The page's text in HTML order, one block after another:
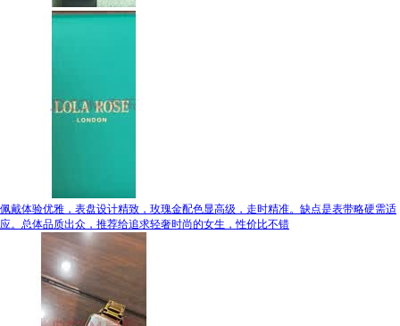
佩戴体验优雅，表盘设计精致，玫瑰金配色显高级，走时精准。缺点是表带略硬需适
应。总体品质出众，推荐给追求轻奢时尚的女生，性价比不错